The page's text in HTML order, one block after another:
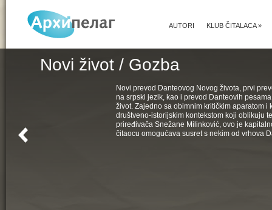
KLUB ČITALACA»
AUTORI
Novi život / Gozba
Novi prevod Danteovog Novog života, prvi
na srpski jezik, kao i prevod Danteovih
život. Zajedno sa obimnim kritičkim aparatom i
društveno-istorijskim kontekstom koji oblikuju
priređivača Snežane Milinković, ovo je
čitaocu omogućava susret s nekim od vrhova